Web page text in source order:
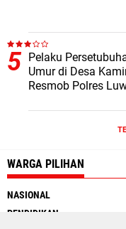
Pelaku
Umur di Desa
Resmob Polres
WARGA PILIHAN
NASIONAL
PENDIDIKAN